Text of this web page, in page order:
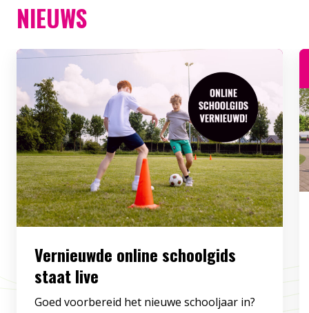
NIEUWS
Vernieuwde online schoolgids
staat live
Goed voorbereid het nieuwe schooljaar in?